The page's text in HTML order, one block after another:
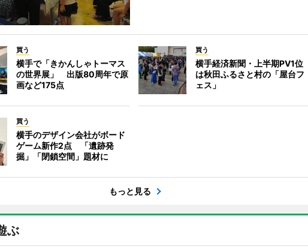
買う
横手で「きかんしゃトーマス
の世界展」 出版80周年で原
画など175点
買う
横手経済新聞・上半期PV1位
は秋田ふるさと村の「屋台フ
ェス」
買う
横手のデザイン会社がボード
ゲーム新作2点 「遺跡発
掘」「閉鎖空間」題材に
もっと見る
ぶ